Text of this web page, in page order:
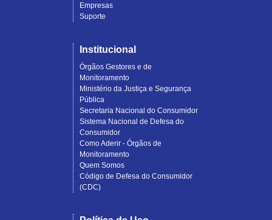
Empresas
Suporte
Institucional
Órgãos Gestores e de
Monitoramento
Ministério da Justiça e Segurança
Pública
Secretaria Nacional do Consumidor
Sistema Nacional de Defesa do
Consumidor
Como Aderir - Órgãos de
Monitoramento
Quem Somos
Código de Defesa do Consumidor
(CDC)